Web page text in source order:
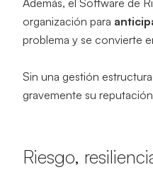
Además, el Software de
organización para
problema y se convierte
Sin una gestión
gravemente su
Riesgo,